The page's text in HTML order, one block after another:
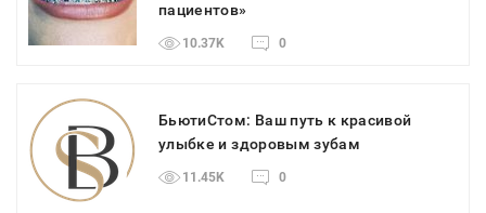
пациентов»
10.37K 0
БьютиСтом: Ваш путь к красивой
улыбке и здоровым зубам
11.45K 0